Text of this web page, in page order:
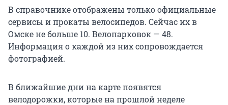
В справочнике отображены только официальные
сервисы и прокаты велосипедов. Сейчас их в
Омске не больше 10. Велопарковок — 48.
Информация о каждой из них сопровождается
фотографией.
В ближайшие дни на карте появятся
велодорожки, которые на прошлой неделе